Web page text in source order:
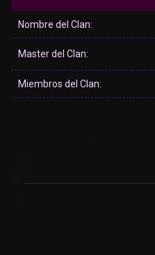
Nombre del Clan:
Master del Clan:
Miembros del Clan: